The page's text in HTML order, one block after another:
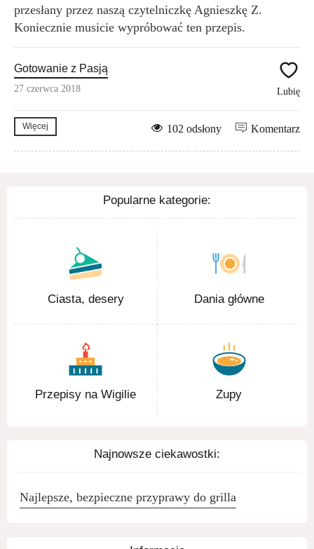
przesłany przez naszą czytelniczkę Agnieszkę Z.
Koniecznie musicie wypróbować ten przepis.
Gotowanie z Pasją
27 czerwca 2018 Lubię
Więcej Komentarz
102 odsłony
Popularne kategorie:
Ciasta, desery Dania główne
Przepisy na Wigilie Zupy
Najnowsze ciekawostki:
Najlepsze, bezpieczne przyprawy do grilla